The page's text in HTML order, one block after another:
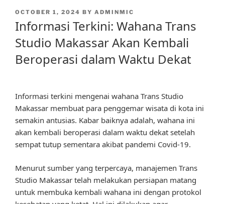
POSTED
OCTOBER 1, 2024 BY ADMINMIC
Informasi Terkini: Wahana Trans
Studio Makassar Akan Kembali
Beroperasi dalam Waktu Dekat
Informasi terkini mengenai wahana Trans Studio
Makassar membuat para penggemar wisata di kota ini
semakin antusias. Kabar baiknya adalah, wahana ini
akan kembali beroperasi dalam waktu dekat setelah
sempat tutup sementara akibat pandemi Covid-19.
Menurut sumber yang terpercaya, manajemen Trans
Studio Makassar telah melakukan persiapan matang
untuk membuka kembali wahana ini dengan protokol